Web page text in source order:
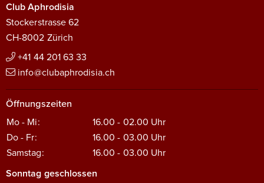
Club Aphrodisia
Stockerstrasse 62
CH-8002 Zürich
+41 44 201 63 33
info@clubaphrodisia.ch
Öffnungszeiten
Mo - Mi:
16.00 - 02.00 Uhr
Do - Fr:
16.00 - 03.00 Uhr
Samstag:
16.00 - 03.00 Uhr
Sonntag geschlossen